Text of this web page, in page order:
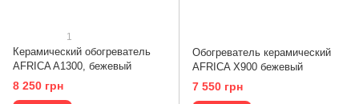
1
Керамический обогреватель
AFRICA A1300, бежевый
8 250 грн
Обогреватель керамический
AFRICA X900 бежевый
7 550 грн